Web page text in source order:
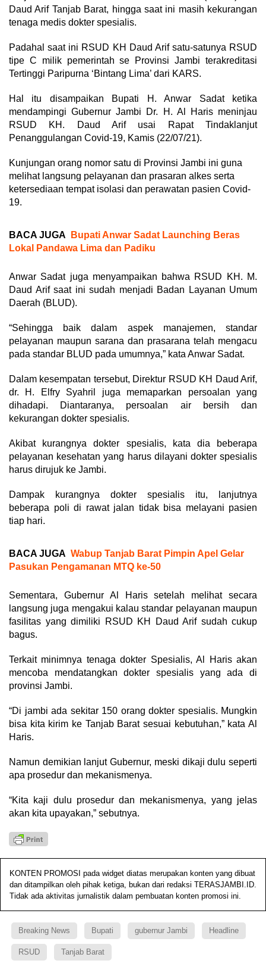
Daud Arif Tanjab Barat, hingga saat ini masih kekurangan
tenaga medis dokter spesialis.
Padahal saat ini RSUD KH Daud Arif satu-satunya RSUD
tipe C milik pemerintah se Provinsi Jambi terakreditasi
Tertinggi Paripurna ‘Bintang Lima’ dari KARS.
Hal itu disampaikan Bupati H. Anwar Sadat ketika
mendampingi Gubernur Jambi Dr. H. Al Haris meninjau
RSUD KH. Daud Arif usai Rapat Tindaklanjut
Penanggulangan Covid-19, Kamis (22/07/21).
Kunjungan orang nomor satu di Provinsi Jambi ini guna
melihat langsung pelayanan dan prasaran alkes serta
ketersediaan tempat isolasi dan perawatan pasien Covid-
19.
BACA JUGA
Bupati Anwar Sadat Launching Beras
Lokal Pandawa Lima dan Padiku
Anwar Sadat juga menyampaikan bahwa RSUD KH. M.
Daud Arif saat ini sudah menjadi Badan Layanan Umum
Daerah (BLUD).
“Sehingga baik dalam aspek manajemen, standar
pelayanan maupun sarana dan prasarana telah mengacu
pada standar BLUD pada umumnya,” kata Anwar Sadat.
Dalam kesempatan tersebut, Direktur RSUD KH Daud Arif,
dr. H. Elfry Syahril juga memaparkan persoalan yang
dihadapi. Diantaranya, persoalan air bersih dan
kekurangan dokter spesialis.
Akibat kurangnya dokter spesialis, kata dia beberapa
pelayanan kesehatan yang harus dilayani dokter spesialis
harus dirujuk ke Jambi.
Dampak kurangnya dokter spesialis itu, lanjutnya
beberapa poli di rawat jalan tidak bisa melayani pasien
tiap hari.
BACA JUGA Wabup Tanjab Barat Pimpin Apel Gelar
Pasukan Pengamanan MTQ ke-50
Sementara, Gubernur Al Haris setelah melihat secara
langsung juga mengakui kalau standar pelayanan maupun
fasilitas yang dimiliki RSUD KH Daud Arif sudah cukup
bagus.
Terkait minimnya tenaga dokter Spesialis, Al Haris akan
mencoba mendatangkan dokter spesialis yang ada di
provinsi Jambi.
“Di jambi ada sekitar 150 orang dokter spesialis. Mungkin
bisa kita kirim ke Tanjab Barat sesuai kebutuhan,” kata Al
Haris.
Namun demikian lanjut Gubernur, meski dikaji dulu seperti
apa prosedur dan mekanismenya.
“Kita kaji dulu prosedur dan mekanismenya, yang jelas
akan kita upayakan,” sebutnya.
KONTEN PROMOSI pada widget diatas merupakan konten yang dibuat
dan ditampilkan oleh pihak ketiga, bukan dari redaksi TERASJAMBI.ID.
Tidak ada aktivitas jurnalistik dalam pembuatan konten promosi ini.
Breaking News Bupati gubernur Jambi Headline
RSUD Tanjab Barat